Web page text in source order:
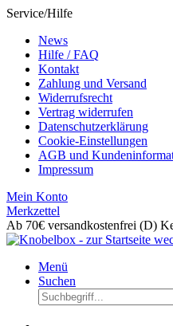
Service/Hilfe
News
Hilfe / FAQ
Kontakt
Zahlung und Versand
Widerrufsrecht
Vertrag widerrufen
Datenschutzerklärung
Cookie-Einstellungen
AGB und
Impressum
Mein Konto
Merkzettel
Ab 70€ versandkostenfrei (D)
Menü
Suchen